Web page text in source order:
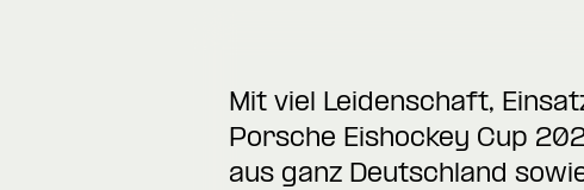
Mit viel Leidenschaft,
Porsche Eishockey Cup
aus ganz Deutschland